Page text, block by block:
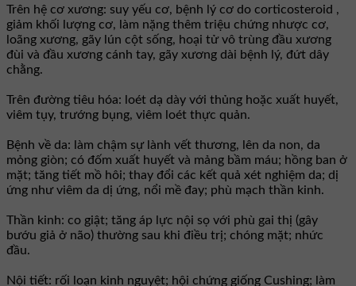
Trên hệ cơ xương: suy yếu cơ, bệnh lý cơ do corticosteroid ,
giảm khối lượng cơ, làm nặng thêm triệu chứng nhược cơ,
loãng xương, gãy lún cột sống, hoại tử vô trùng đầu xương
đùi và đầu xương cánh tay, gãy xương dài bệnh lý, đứt dây
chằng.
Trên đường tiêu hóa: loét dạ dày với thủng hoặc xuất huyết,
viêm tụy, trướng bụng, viêm loét thực quản.
Bệnh về da: làm chậm sự lành vết thương, lên da non, da
mỏng giòn; có đốm xuất huyết và mảng bầm máu; hồng ban ở
mặt; tăng tiết mồ hôi; thay đổi các kết quả xét nghiệm da; dị
ứng như viêm da dị ứng, nổi mề đay; phù mạch thần kinh.
Thần kinh: co giật; tăng áp lực nội sọ với phù gai thị (gây
bướu giả ở não) thường sau khi điều trị; chóng mặt; nhức
đầu.
Nội tiết: rối loạn kinh nguyệt; hội chứng giống Cushing; làm